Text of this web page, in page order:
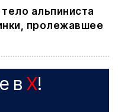
альпиниста
пролежавшее
в X!